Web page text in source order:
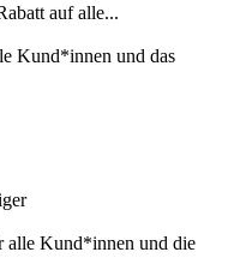
auf alle...
Kund*innen und das
alle Kund*innen und die